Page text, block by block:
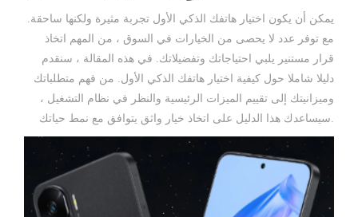
يمكن أن يكون اختيار هاتفك الذكي الأول تجربة مثيرة ولكنها ساحقة.
مع توفر عدد لا يحصى من الخيارات في السوق ، من المهم اتخاذ
قرار مستنير يلبي احتياجاتك وتفضيلاتك. في هذه المقالة ، سنقدم
دليلا شاملا حول كيفية اختيار هاتفك الذكي الأول. من فهم متطلباتك
وميزانيتك إلى تقييم الميزات الرئيسية والنظر في نظام التشغيل ،